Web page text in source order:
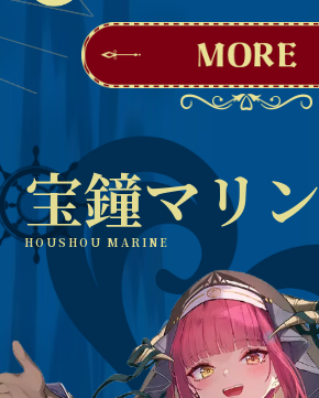
宝鐘マリン
HOUSHOU MARINE